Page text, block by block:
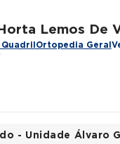
Lemos De
Ortopedia Geral
- Unidade Álvaro